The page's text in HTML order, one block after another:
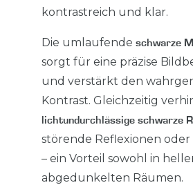
kontrastreich und klar.
Die umlaufende schwarze
sorgt für eine präzise
und verstärkt den
Kontrast. Gleichzeitig
lichtundurchlässige schwarze
störende Reflexionen
– ein Vorteil sowohl in
abgedunkelten Räumen.